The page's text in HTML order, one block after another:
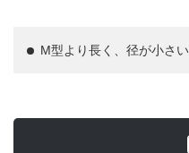
M型より長く、径が小さ